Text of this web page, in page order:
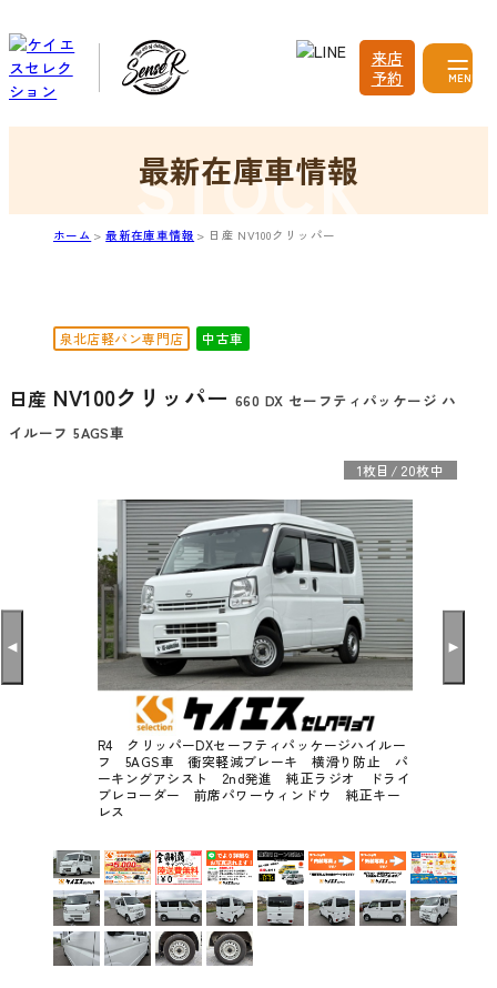
来店
予約
MENU
最新在庫車情報
ホーム 最新在庫車情報 日産 NV100クリッパー
泉北店軽バン専門店 中古車
日産 NV100クリッパー 660 DX セーフティパッケージ ハ
イルーフ 5AGS車
R4 クリッパーDXセーフティパッケージハイルー
フ 5AGS車 衝突軽減ブレーキ 横滑り防止 パ
ーキングアシスト 2nd発進 純正ラジオ ドライ
ブレコーダー 前席パワーウィンドウ 純正キー
レス
1枚目 / 20枚中